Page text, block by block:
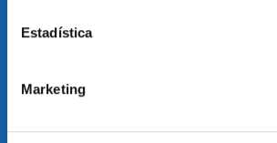
Estadística
Marketing
Suscríbete a nuestro newsletter y no te